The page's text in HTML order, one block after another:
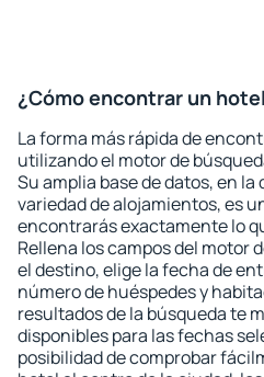
¿Cómo encontrar un
La forma más rápida de
utilizando el motor de
Su amplia base de datos, en
variedad de alojamientos, es
encontrarás exactamente lo
Rellena los campos del motor
el destino, elige la fecha de
número de huéspedes y
resultados de la búsqueda te
disponibles para las fechas
posibilidad de comprobar